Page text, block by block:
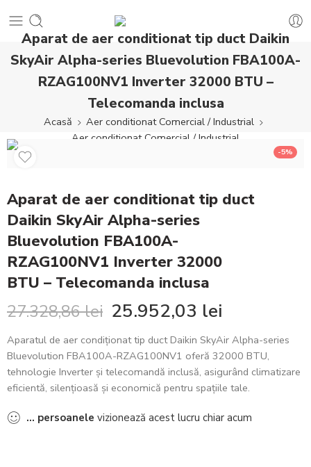
Aparat de aer conditionat tip duct Daikin
SkyAir Alpha-series Bluevolution FBA100A-
RZAG100NV1 Inverter 32000 BTU –
Telecomanda inclusa
Acasă
Aer conditionat Comercial / Industrial
Aer conditionat Comercial / Industrial
-5%
Aparat de aer conditionat tip duct
Daikin SkyAir Alpha-series
Bluevolution FBA100A-
RZAG100NV1 Inverter 32000
BTU – Telecomanda inclusa
27.328,86lei 25.952,03 lei
Aparatul de aer condiționat tip duct Daikin SkyAir Alpha-series
Bluevolution FBA100A-RZAG100NV1 oferă 32000 BTU,
tehnologie Inverter și telecomandă inclusă, asigurând climatizare
eficientă, silențioasă și economică pentru spațiile tale.
... persoanele vizionează acest lucru chiar acum